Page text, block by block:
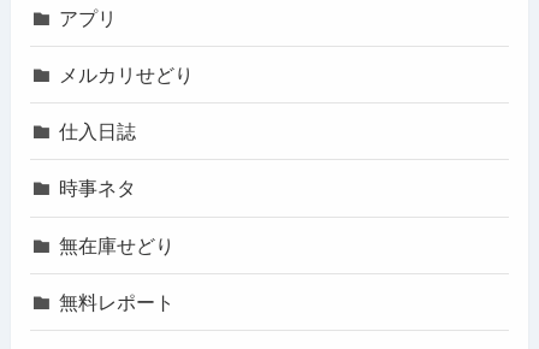
アプリ
メルカリせどり
仕入日誌
時事ネタ
無在庫せどり
無料レポート